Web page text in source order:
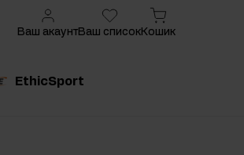
EthicSport
Ваш акаунтВаш списокКошик